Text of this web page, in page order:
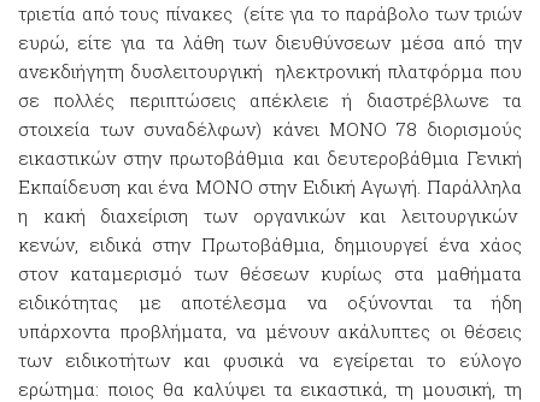
τριετία από τους πίνακες (είτε για το παράβολο των τριών
ευρώ, είτε για τα λάθη των διευθύνσεων μέσα από την
ανεκδιήγητη δυσλειτουργική ηλεκτρονική πλατφόρμα που
σε πολλές περιπτώσεις απέκλειε ή διαστρέβλωνε τα
στοιχεία των συναδέλφων) κάνει ΜΟΝΟ 78 διορισμούς
εικαστικών στην πρωτοβάθμια και δευτεροβάθμια Γενική
Εκπαίδευση και ένα ΜΟΝΟ στην Ειδική Αγωγή. Παράλληλα
η κακή διαχείριση των οργανικών και λειτουργικών
κενών, ειδικά στην Πρωτοβάθμια, δημιουργεί ένα χάος
στον καταμερισμό των θέσεων κυρίως στα μαθήματα
ειδικότητας με αποτέλεσμα να οξύνονται τα ήδη
υπάρχοντα προβλήματα, να μένουν ακάλυπτες οι θέσεις
των ειδικοτήτων και φυσικά να εγείρεται το εύλογο
ερώτημα: ποιος θα καλύψει τα εικαστικά, τη μουσική, τη